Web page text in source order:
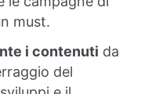
must.
i contenuti da
del